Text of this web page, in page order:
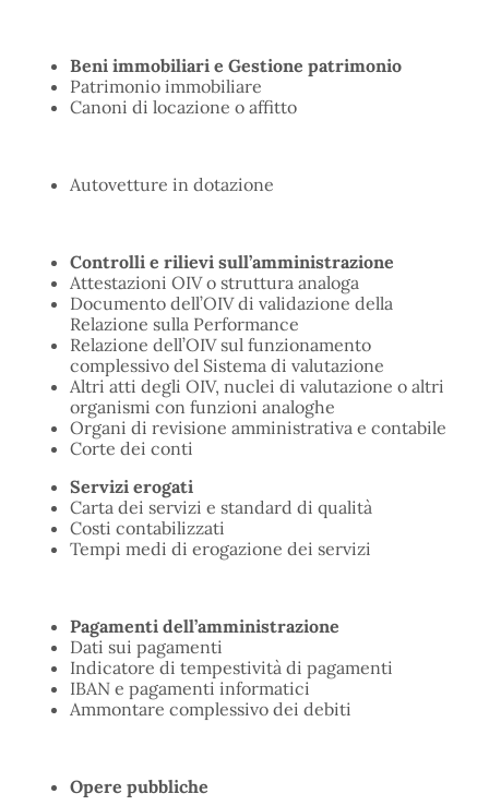
Beni immobiliari e Gestione patrimonio
Patrimonio immobiliare
Canoni di locazione o affitto
Autovetture in dotazione
Controlli e rilievi sull’amministrazione
Attestazioni OIV o struttura analoga
Documento dell’OIV di validazione della
Relazione sulla Performance
Relazione dell’OIV sul funzionamento
complessivo del Sistema di valutazione
Altri atti degli OIV, nuclei di valutazione o altri
organismi con funzioni analoghe
Organi di revisione amministrativa e contabile
Corte dei conti
Servizi erogati
Carta dei servizi e standard di qualità
Costi contabilizzati
Tempi medi di erogazione dei servizi
Pagamenti dell’amministrazione
Dati sui pagamenti
Indicatore di tempestività di pagamenti
IBAN e pagamenti informatici
Ammontare complessivo dei debiti
Opere pubbliche